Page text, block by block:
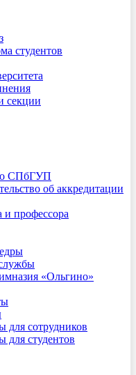
студентов
секции
о СПбГУП
об аккредитации
и профессора
«Ольгино»
для сотрудников
для студентов